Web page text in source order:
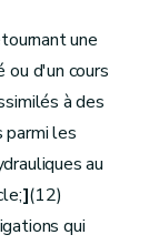
une
ou d'un cours
à des
parmi les
au
](12)
qui